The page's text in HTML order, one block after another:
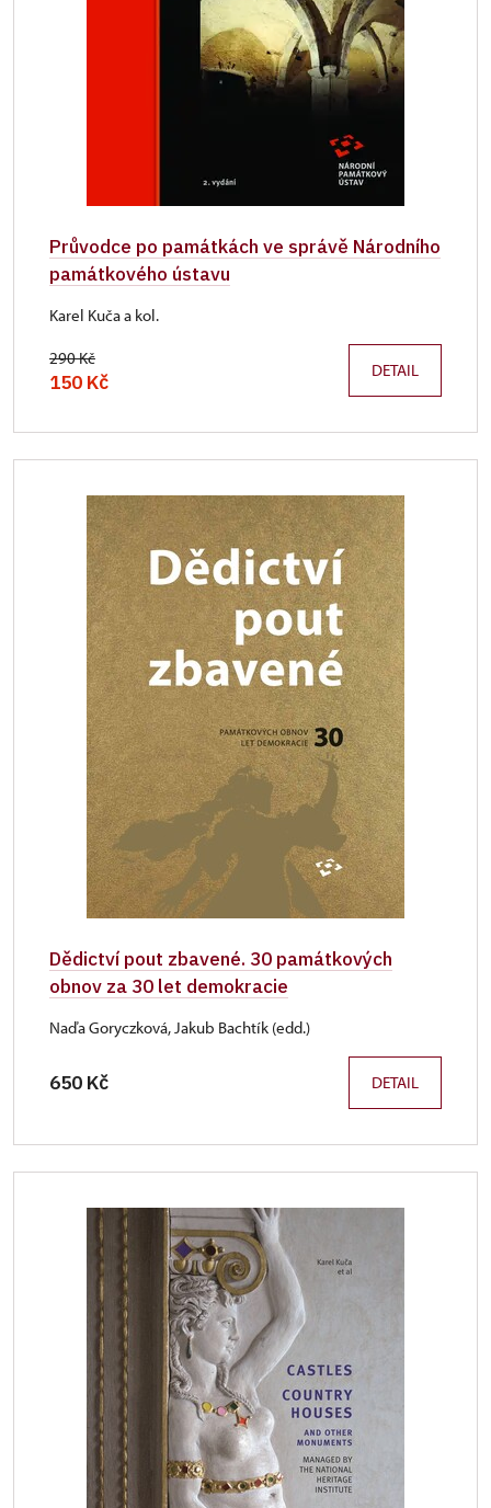
Průvodce po památkách ve správě Národního
památkového ústavu
Karel Kuča a kol.
290 Kč
150 Kč DETAIL
Dědictví pout zbavené. 30 památkových
obnov za 30 let demokracie
Naďa Goryczková, Jakub Bachtík (edd.)
650 Kč DETAIL